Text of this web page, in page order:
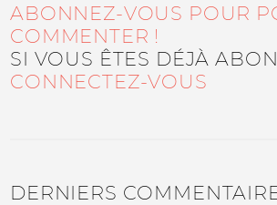
ABONNEZ-VOUS POUR
COMMENTER !
SI VOUS ÊTES DÉJÀ
CONNECTEZ-VOUS
DERNIERS